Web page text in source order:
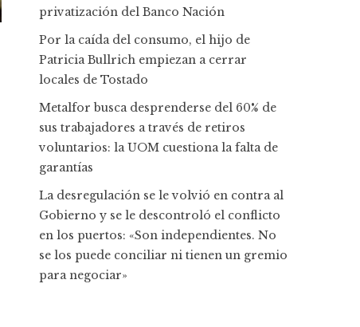
privatización del Banco Nación
Por la caída del consumo, el hijo de
Patricia Bullrich empiezan a cerrar
locales de Tostado
Metalfor busca desprenderse del 60% de
sus trabajadores a través de retiros
voluntarios: la UOM cuestiona la falta de
garantías
La desregulación se le volvió en contra al
Gobierno y se le descontroló el conflicto
en los puertos: «Son independientes. No
se los puede conciliar ni tienen un gremio
para negociar»